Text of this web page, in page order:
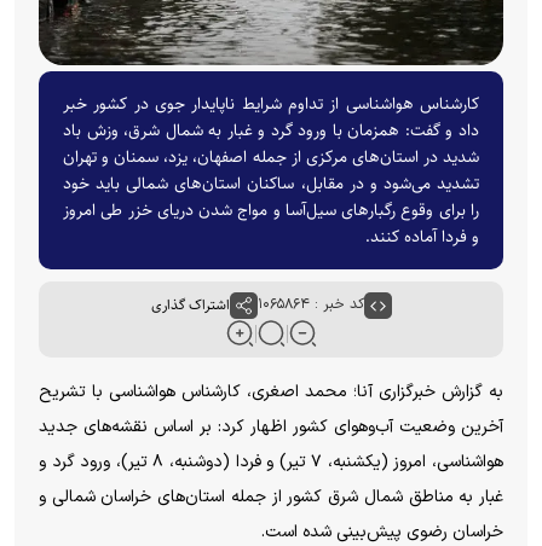
کارشناس هواشناسی از تداوم شرایط ناپایدار جوی در کشور خبر
داد و گفت: همزمان با ورود گرد و غبار به شمال شرق، وزش باد
شدید در استان‌های مرکزی از جمله اصفهان، یزد، سمنان و تهران
تشدید می‌شود و در مقابل، ساکنان استان‌های شمالی باید خود
را برای وقوع رگبار‌های سیل‌آسا و مواج شدن دریای خزر طی امروز
و فردا آماده کنند.
کد خبر : ۱۰۶۵۸۶۴ اشتراک گذاری
به گزارش خبرگزاری آنا؛ محمد اصغری، کارشناس هواشناسی با تشریح
آخرین وضعیت آب‌وهوای کشور اظهار کرد: بر اساس نقشه‌های جدید
هواشناسی، امروز (یکشنبه، ۷ تیر) و فردا (دوشنبه، ۸ تیر)، ورود گرد و
غبار به مناطق شمال شرق کشور از جمله استان‌های خراسان شمالی و
خراسان رضوی پیش‌بینی شده است.